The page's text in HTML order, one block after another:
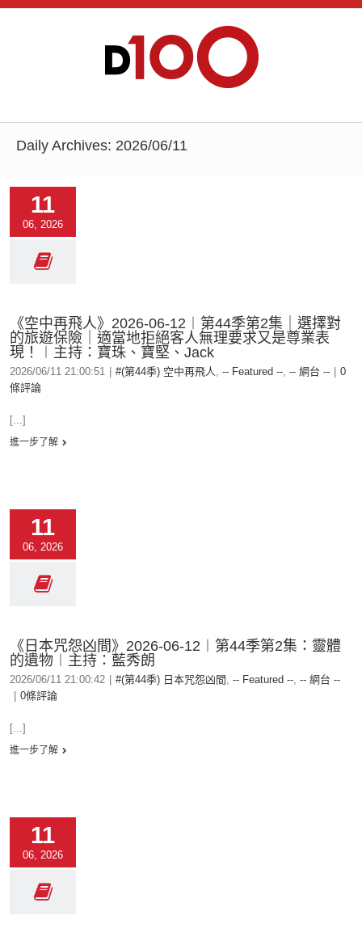
Daily Archives: 2026/06/11
11
06, 2026
《空中再飛人》2026-06-12︱第44季第2集｜選擇對
的旅遊保險｜適當地拒絕客人無理要求又是尊業表
現！︱主持：寶珠、寶堅、Jack
2026/06/11 21:00:51 #(第44季) 空中再飛人, -- Featured --, -- 網台 --
0
條評論
[...]
進一步了解
11
06, 2026
《日本咒怨凶間》2026-06-12︱第44季第2集：靈體
的遺物︱主持：藍秀朗
2026/06/11 21:00:42 #(第44季) 日本咒怨凶間 , -- Featured --, -- 網台 --
0條評論
[...]
進一步了解
11
06, 2026